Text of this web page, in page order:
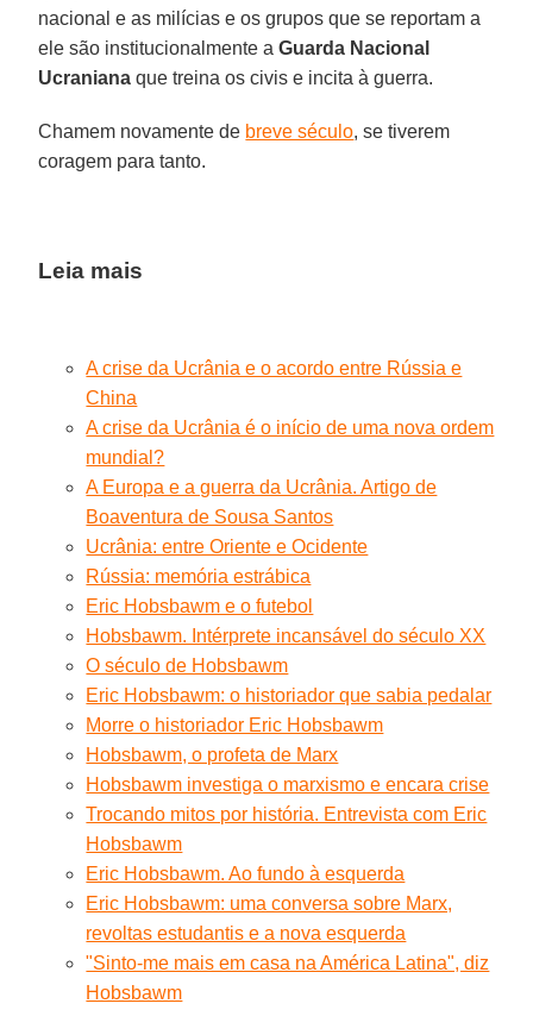
nacional e as milícias e os grupos que se reportam a
ele são institucionalmente aGuarda Nacional
Ucraniana que treina os civis e incita à guerra.
Chamem novamente de breve século, se tiverem
coragem para tanto.
Leia mais
A crise da Ucrânia e o acordo entre Rússia e
China
A crise da Ucrânia é o início de uma nova ordem
mundial?
A Europa e a guerra da Ucrânia. Artigo de
Boaventura de Sousa Santos
Ucrânia: entre Oriente e Ocidente
Rússia: memória estrábica
Eric Hobsbawm e o futebol
Hobsbawm. Intérprete incansável do século XX
O século de Hobsbawm
Eric Hobsbawm: o historiador que sabia pedalar
Morre o historiador Eric Hobsbawm
Hobsbawm, o profeta de Marx
Hobsbawm investiga o marxismo e encara crise
Trocando mitos por história. Entrevista com Eric
Hobsbawm
Eric Hobsbawm. Ao fundo à esquerda
Eric Hobsbawm: uma conversa sobre Marx,
revoltas estudantis e a nova esquerda
"Sinto-me mais em casa na América Latina", diz
Hobsbawm